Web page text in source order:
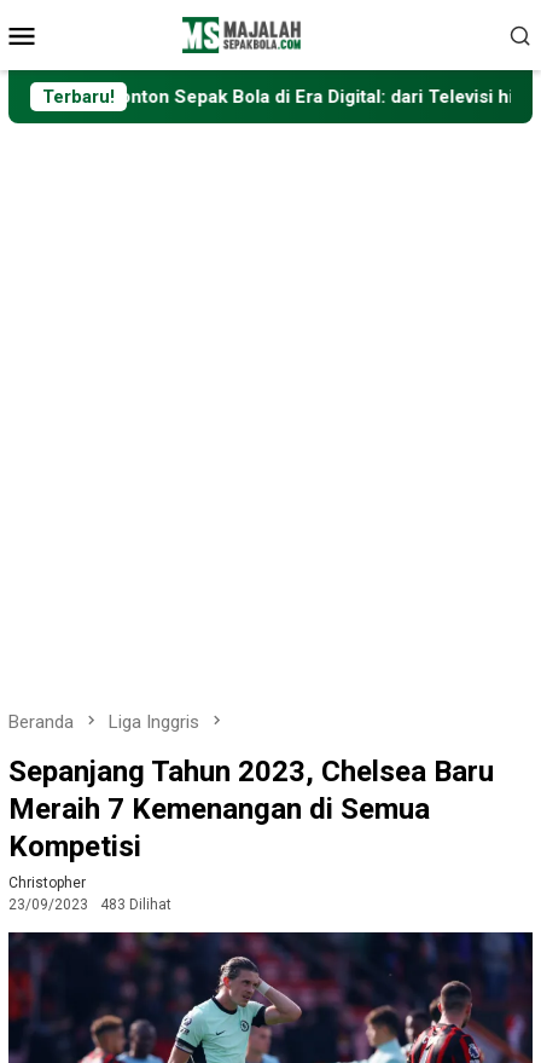
ke
kontenMobile
Terbaru!
Sepak Bola di Era Digital: dari Televisi hingga Platform
Beranda Liga Inggris
Sepanjang Tahun 2023, Chelsea Baru
Meraih 7 Kemenangan di Semua
Kompetisi
Christopher
23/09/2023
483 Dilihat